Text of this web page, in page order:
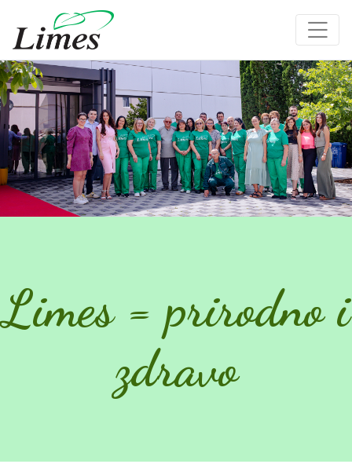
Limes = prirodno i
zdravo